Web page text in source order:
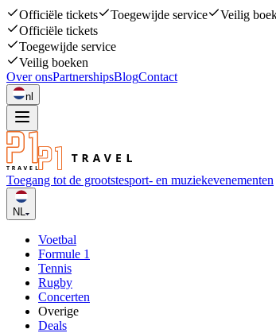
Officiële tickets Toegewijde service
Veilig
Officiële tickets
Toegewijde service
Veilig boeken
Over onsPartnershipsBlogContact
nl
Toegang tot de grootstesport- en muziekevenementen
NL
Voetbal
Formule 1
Tennis
Rugby
Concerten
Overige
Deals